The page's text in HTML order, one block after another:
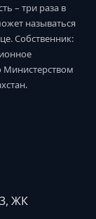
– три раза в
называться
Собственник:
Министерством
ЖК